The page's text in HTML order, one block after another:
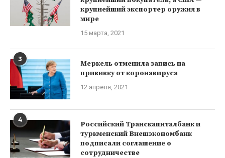
крупнейший экспортер оружия в
мире
15 марта, 2021
3
Меркель отменила запись на
прививку от коронавируса
12 апреля, 2021
4
Российский Транскапиталбанк и
туркменский Внешэкономбанк
подписали соглашение о
сотрудничестве